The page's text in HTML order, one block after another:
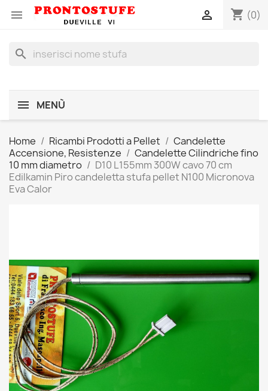
 shopping_cart (0)

search
MENÙ
Home Ricambi Prodotti a Pellet
Candelette
Accensione, Resistenze
Candelette Cilindriche fino
10 mm diametro
D10 L155mm 300W cavo 70 cm
Edilkamin Piro candeletta stufa pellet N100 Micronova
Eva Calor